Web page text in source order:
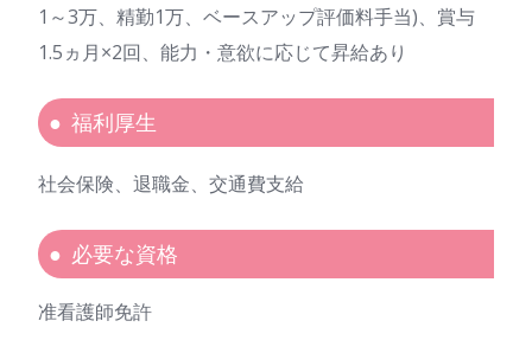
1～3万、精勤1万、ベースアップ評価料手当)、賞与
1.5ヵ月×2回、能力・意欲に応じて昇給あり
福利厚生
社会保険、退職金、交通費支給
必要な資格
准看護師免許